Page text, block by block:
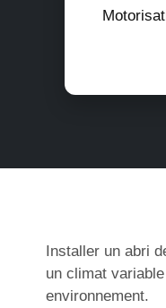
Installer un abri
un climat
environnement.